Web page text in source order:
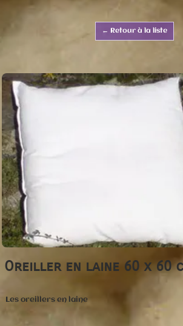
← Retour à la liste
Oreiller en laine 60 x 60
Les oreillers en laine